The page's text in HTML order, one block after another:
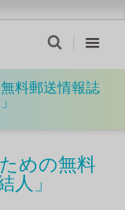
料郵送情報誌
めの無料
人」